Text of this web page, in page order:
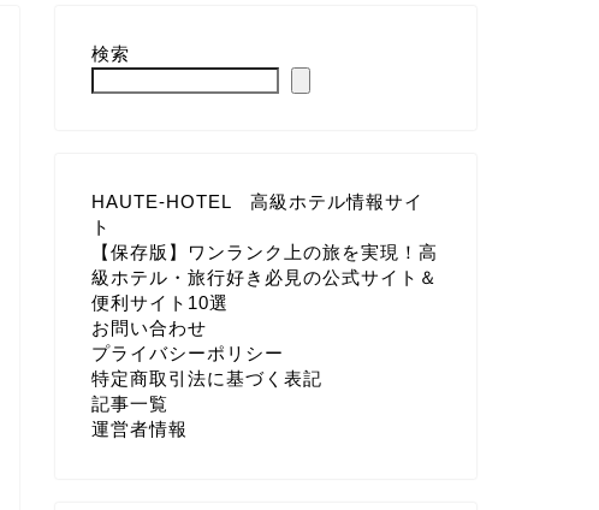
検索
HAUTE-HOTEL 高級ホテル情報サイ
ト
【保存版】ワンランク上の旅を実現！高
級ホテル・旅行好き必見の公式サイト＆
便利サイト10選
お問い合わせ
プライバシーポリシー
特定商取引法に基づく表記
記事一覧
運営者情報